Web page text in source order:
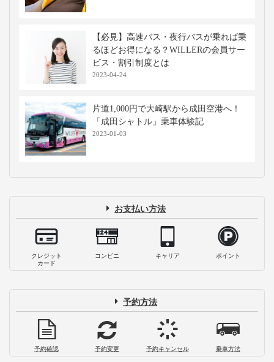
【必見】高速バス・夜行バスが乗れば乗
るほどお得になる？WILLERの会員サー
ビス・割引制度とは
2023-04-24
片道1,000円で大崎駅から成田空港へ！
「成田シャトル」乗車体験記
2023-01-03
お支払い方法
クレジット
カード
コンビニ キャリア ポイント
予約方法
予約確認 予約変更 予約キャンセル 乗車方法